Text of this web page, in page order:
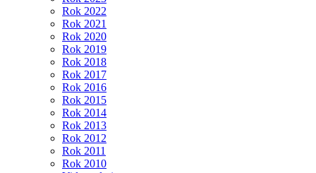
Rok 2022
Rok 2021
Rok 2020
Rok 2019
Rok 2018
Rok 2017
Rok 2016
Rok 2015
Rok 2014
Rok 2013
Rok 2012
Rok 2011
Rok 2010